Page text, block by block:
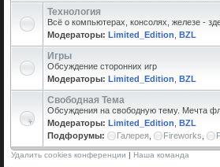
Технология
Всё о компьютерах, консолях, железе -
Модераторы: Limited_Edition BZL
Игры
Обсуждение сторонних игр
Модераторы: Limited_Edition BZL
Свободная Тема
Обсуждения на свободную тему. Мечта
Модераторы: Limited_Edition BZL
Подфорумы:
Галерея Fireworks
Удалить cookies конференции | Наша команда